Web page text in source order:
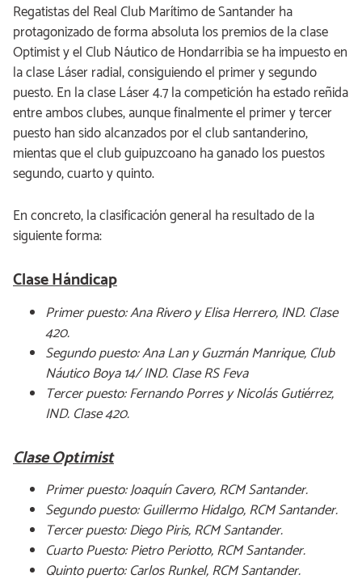
Regatistas del Real Club Marítimo de Santander ha
protagonizado de forma absoluta los premios de la clase
Optimist y el Club Náutico de Hondarribia se ha impuesto en
la clase Láser radial, consiguiendo el primer y segundo
puesto. En la clase Láser 4.7 la competición ha estado reñida
entre ambos clubes, aunque finalmente el primer y tercer
puesto han sido alcanzados por el club santanderino,
mientas que el club guipuzcoano ha ganado los puestos
segundo, cuarto y quinto.
En concreto, la clasificación general ha resultado de la
siguiente forma:
Clase Hándicap
Primer puesto: Ana Rivero y Elisa Herrero, IND. Clase
420.
Segundo puesto: Ana Lan y Guzmán Manrique, Club
Náutico Boya 14/ IND. Clase RS Feva
Tercer puesto: Fernando Porres y Nicolás Gutiérrez,
IND. Clase 420.
Clase Optimist
Primer puesto: Joaquín Cavero, RCM Santander.
Segundo puesto: Guillermo Hidalgo, RCM Santander.
Tercer puesto: Diego Piris, RCM Santander.
Cuarto Puesto: Pietro Periotto, RCM Santander.
Quinto puerto: Carlos Runkel, RCM Santander.